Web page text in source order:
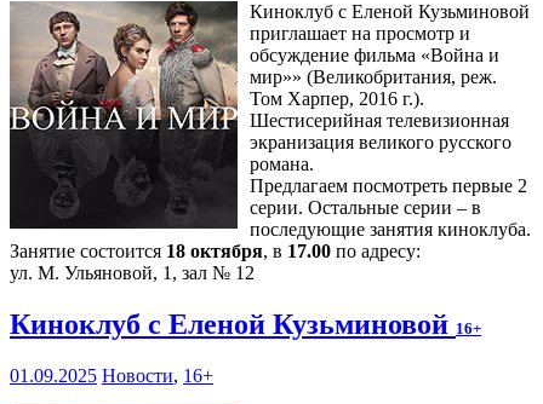
Киноклуб с Еленой Кузьминовой
приглашает на просмотр и
обсуждение фильма «Война и
мир»» (Великобритания, реж.
Том Харпер, 2016 г.).
Шестисерийная телевизионная
экранизация великого русского
романа.
Предлагаем посмотреть первые 2
серии. Остальные серии – в
последующие занятия киноклуба.
Занятие состоится 18 октября, в 17.00 по адресу:
ул. М. Ульяновой, 1, зал № 12
Киноклуб с Еленой Кузьминовой 16+
01.09.2025 Новости, 16+